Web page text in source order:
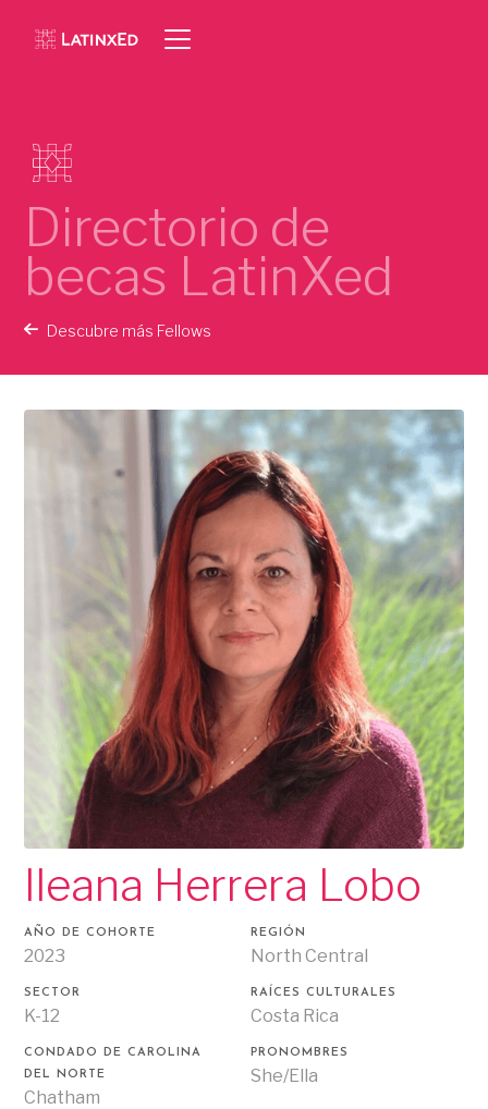
Directorio de
becas LatinXed
Descubre más Fellows
Ileana Herrera Lobo
AÑO DE COHORTE
2023
REGIÓN
North Central
SECTOR
K-12
RAÍCES CULTURALES
Costa Rica
CONDADO DE CAROLINA
DEL NORTE
Chatham
PRONOMBRES
She/Ella